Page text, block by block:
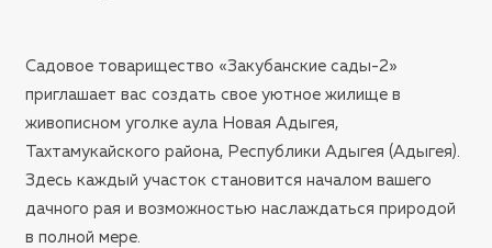
Садовое товарищество «Закубанские сады-2»
приглашает вас создать свое уютное жилище в
живописном уголке аула Новая Адыгея,
Тахтамукайского района, Республики Адыгея (Адыгея).
Здесь каждый участок становится началом вашего
дачного рая и возможностью наслаждаться природой
в полной мере.